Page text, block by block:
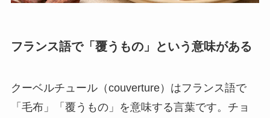
フランス語で「覆うもの」という意味がある
クーベルチュール（couverture）はフランス語で
「毛布」「覆うもの」を意味する言葉です。チョ